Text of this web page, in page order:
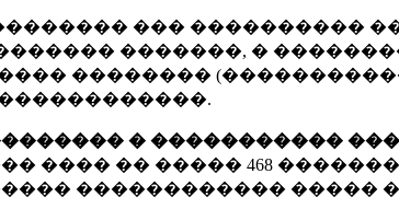
��� ����������
�������, �
��������
� �����������
���� �� ����� 468
������������ �����